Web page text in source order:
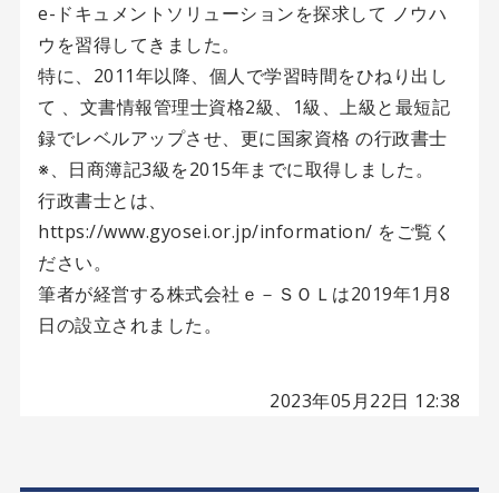
e-ドキュメントソリューションを探求して ノウハ
ウを習得してきました。
特に、2011年以降、個人で学習時間をひねり出し
て 、文書情報管理士資格2級、1級、上級と最短記
録でレベルアップさせ、更に国家資格 の行政書士
※、日商簿記3級を2015年までに取得しました。
行政書士とは、
https://www.gyosei.or.jp/information/ をご覧く
ださい。
筆者が経営する株式会社ｅ－ＳＯＬは2019年1月8
日の設立されました。
2023年05月22日 12:38